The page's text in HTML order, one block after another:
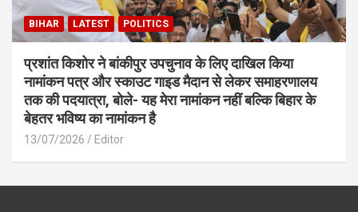
BIHAR LATEST POLITICS
प्रशांत किशोर ने बांकीपुर उपचुनाव के लिए दाखिल किया
नामांकन पत्र और स्काउट गाइड मैदान से लेकर समाहरणालय
तक की पदयात्रा, बोले- यह मेरा नामांकन नहीं बल्कि बिहार के
बेहतर भविष्य का नामांकन है
13/07/2026 Editor